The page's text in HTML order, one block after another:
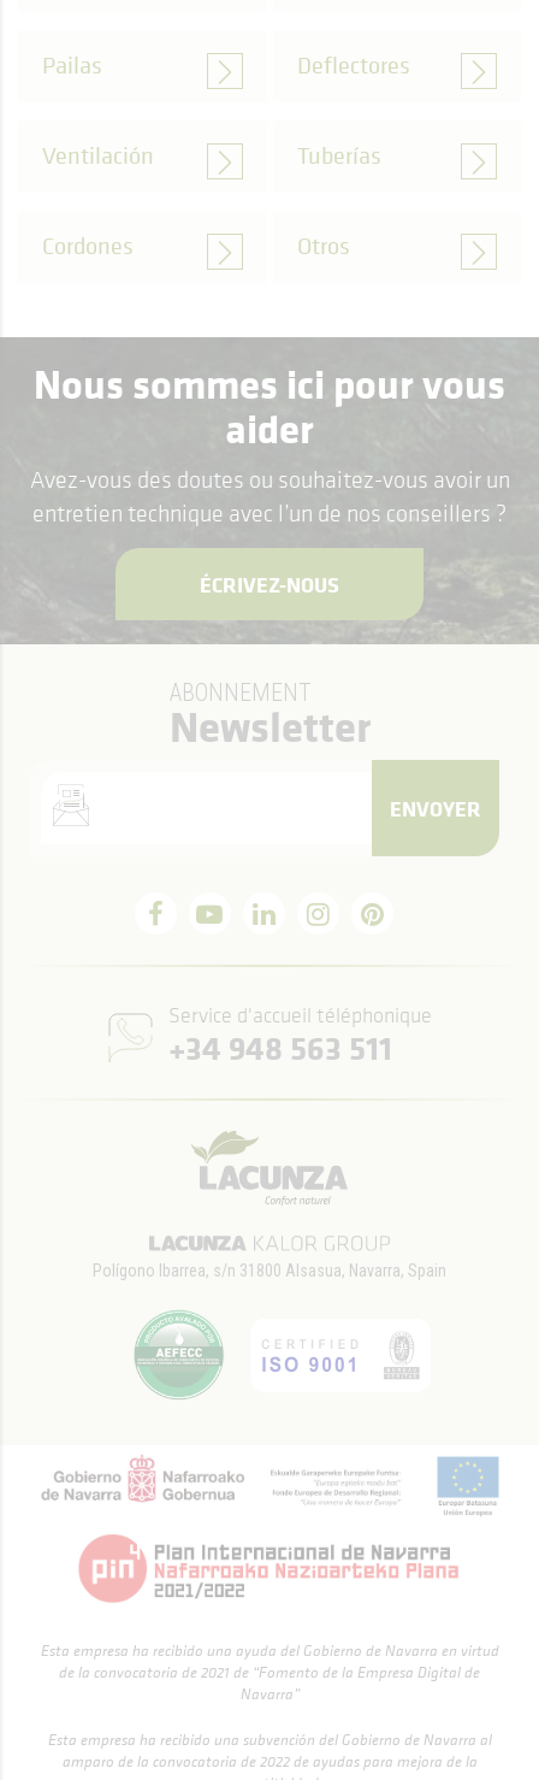
Pailas Deflectores
Ventilación Tuberías
Cordones Otros
Nous sommes ici pour vous
aider
Avez-vous des doutes ou souhaitez-vous avoir un
entretien technique avec l’un de nos conseillers ?
ÉCRIVEZ-NOUS
ABONNEMENT
Newsletter
ENVOYER
Service d'accueil téléphonique
+34 948 563 511
Polígono Ibarrea, s/n 31800 Alsasua, Navarra, Spain
Esta empresa ha recibido una ayuda del Gobierno de Navarra en virtud
de la convocatoria de 2021 de “Fomento de la Empresa Digital de
Navarra”
Esta empresa ha recibido una subvención del Gobierno de Navarra al
amparo de la convocatoria de 2022 de ayudas para mejora de la